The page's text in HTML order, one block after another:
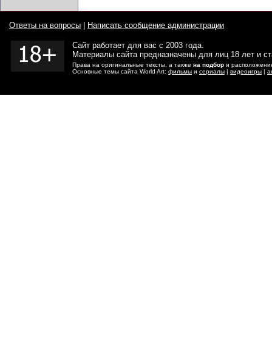
Ответы на вопросы Написать сообщение администрации
Сайт работает для вас с 2003 года.
Материалы сайта предназначены для лиц 18 лет и
Права на оригинальные тексты, а также на подбор и
Основные темы сайта World Art: фильмы и сериалы | видеоигры |